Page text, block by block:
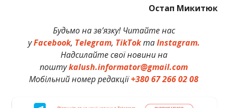
Остап Микитюк
Будьмо на зв’язку! Читайте нас
уFacebook, Telegram, TikTokтаInstagram.
Надсилайте свої новини на
поштуkalush.informator@gmail.com
Мобільний номер редакції+380 67 266 02 08